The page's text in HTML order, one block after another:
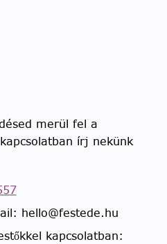
merül fel a
írj nekünk
hello@festede.hu
kapcsolatban: